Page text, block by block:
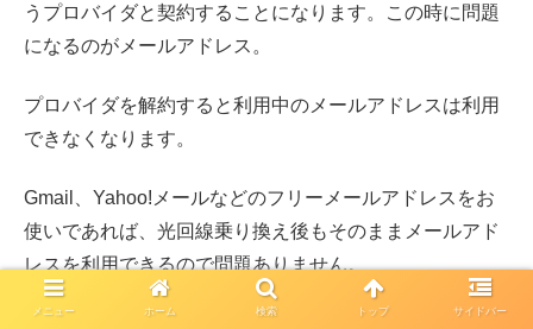
うプロバイダと契約することになります。この時に問題
になるのがメールアドレス。
プロバイダを解約すると利用中のメールアドレスは利用
できなくなります。
Gmail、Yahoo!メールなどのフリーメールアドレスをお
使いであれば、光回線乗り換え後もそのままメールアド
レスを利用できるので問題ありません。
メニュー ホーム 検索 トップ サイドバー